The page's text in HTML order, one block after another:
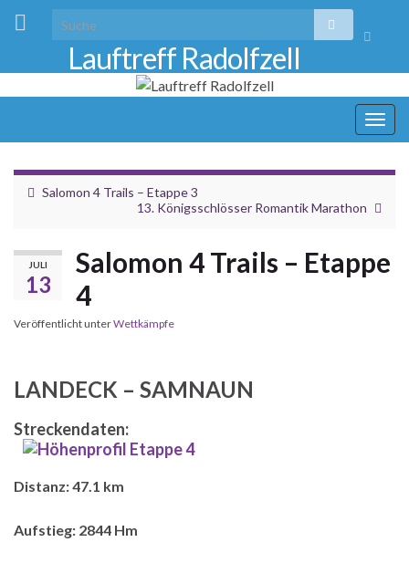
Lauftreff Radolfzell
Salomon 4 Trails – Etappe 3
13. Königsschlösser Romantik Marathon
JULI
13
Salomon 4 Trails – Etappe
4
Veröffentlicht unterWettkämpfe
LANDECK – SAMNAUN
Streckendaten:
Distanz: 47.1 km
Aufstieg: 2844 Hm